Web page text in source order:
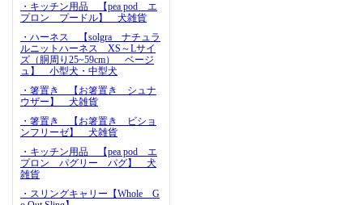
・キッチン用品 【pea pod エ
プロン プードル】 犬雑貨
・ハーネス 【solgra ナチュラ
ルニットハーネス XS～Lサイ
ズ（胴周り25~59cm） ベージ
ュ】 小型犬・中型犬
・箸置き 【お箸置き シュナ
ウザー】 犬雑貨
・箸置き 【お箸置き ビショ
ンフリーゼ】 犬雑貨
・キッチン用品 【pea pod エ
プロン パグリー パグ】 犬
雑貨
・スリングキャリー【Whole G